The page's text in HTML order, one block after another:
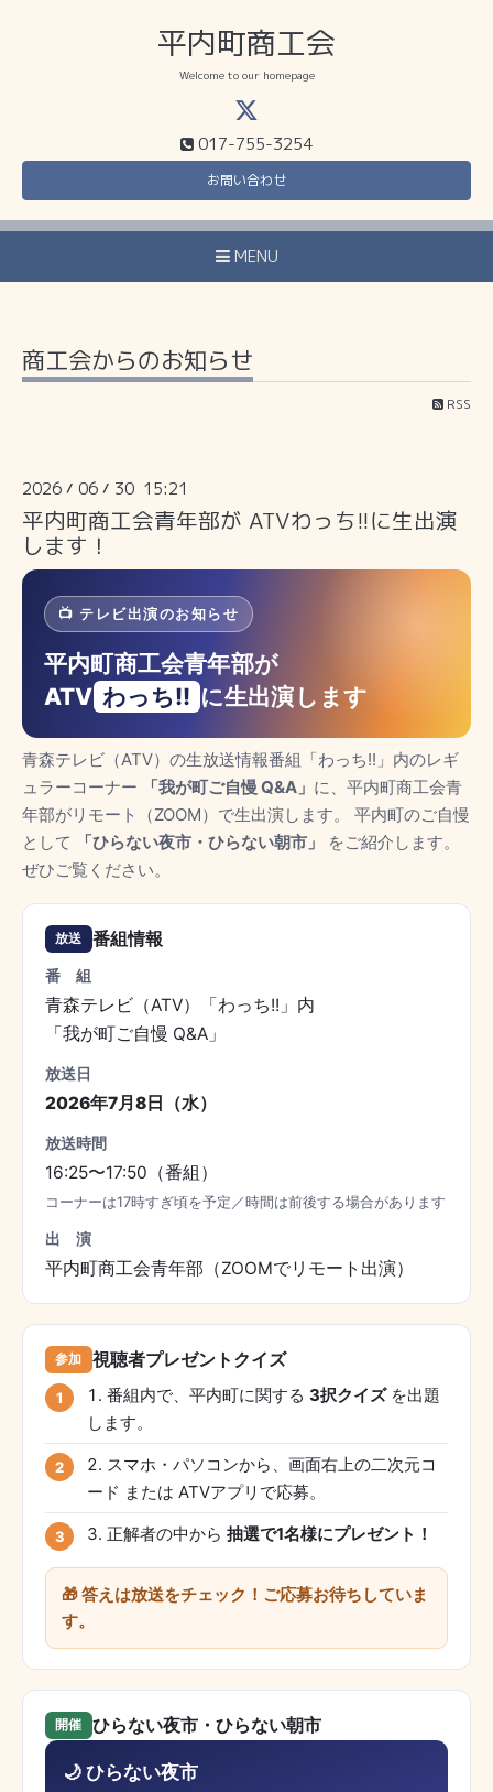
平内町商工会
Welcome to our homepage
017-755-3254
お問い合わせ
MENU
商工会からのお知らせ
RSS
2026 / 06 / 30 15:21
平内町商工会青年部が ATVわっち!!に生出演
します！
📺 テレビ出演のお知らせ
平内町商工会青年部が
ATV わっち!! に生出演します
青森テレビ（ATV）の生放送情報番組「わっち!!」内のレギ
ュラーコーナー
「我が町ご自慢 Q&A」 に、平内町商工会青
年部がリモート（ZOOM）で生出演します。 平内町のご自慢
として
「ひらない夜市・ひらない朝市」
をご紹介します。
ぜひご覧ください。
放送 番組情報
番 組
青森テレビ（ATV）「わっち!!」内
「我が町ご自慢 Q&A」
放送日
2026年7月8日（水）
放送時間
16:25〜17:50（番組）
コーナーは17時すぎ頃を予定／時間は前後する場合があります
出 演
平内町商工会青年部（ZOOMでリモート出演）
参加 視聴者プレゼントクイズ
番組内で、平内町に関する 3択クイズを出題
します。
スマホ・パソコンから、画面右上の二次元コ
ード または ATVアプリで応募。
正解者の中から 抽選で1名様にプレゼント！
🎁 答えは放送をチェック！ご応募お待ちしていま
す。
開催 ひらない夜市・ひらない朝市
🌙 ひらない夜市